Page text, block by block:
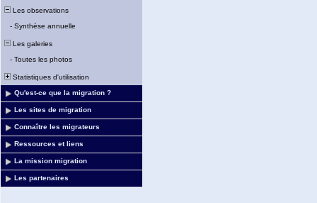
Les observations
- Synthèse annuelle
Les galeries
- Toutes les photos
Statistiques d'utilisation
Qu'est-ce que la migration ?
Les sites de migration
Connaître les migrateurs
Ressources et liens
La mission migration
Les partenaires